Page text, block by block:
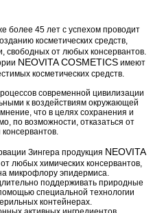
более 45 лет с успехом проводит
косметических средств,
свободных от любых консервантов.
NEOVITA COSMETICSимеют
косметических средств.
современной цивилизации
к воздействиям окружающей
что в целях сохранения и
по возможности, отказаться от
Зингера продукция NEOVITA
любых химических консервантов,
микрофлору эпидермиса.
поддерживать природные
специальной технологии
контейнерах.